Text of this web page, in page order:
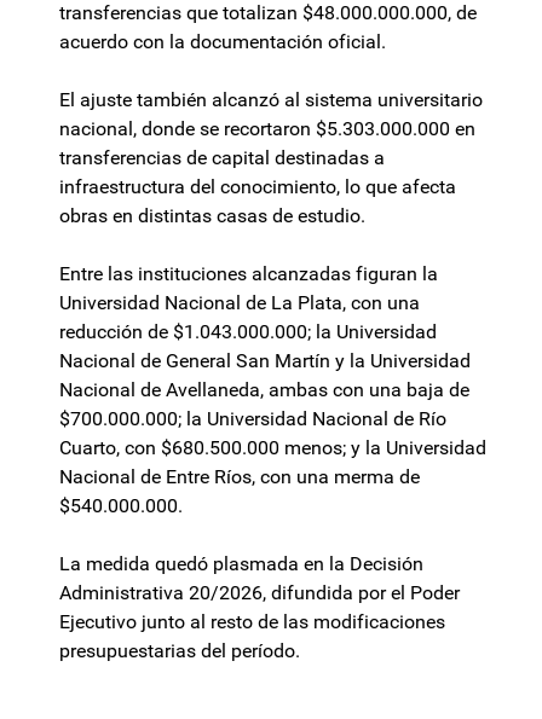
transferencias que totalizan $48.000.000.000, de
acuerdo con la documentación oficial.
El ajuste también alcanzó al sistema universitario
nacional, donde se recortaron $5.303.000.000 en
transferencias de capital destinadas a
infraestructura del conocimiento, lo que afecta
obras en distintas casas de estudio.
Entre las instituciones alcanzadas figuran la
Universidad Nacional de La Plata, con una
reducción de $1.043.000.000; la Universidad
Nacional de General San Martín y la Universidad
Nacional de Avellaneda, ambas con una baja de
$700.000.000; la Universidad Nacional de Río
Cuarto, con $680.500.000 menos; y la Universidad
Nacional de Entre Ríos, con una merma de
$540.000.000.
La medida quedó plasmada en la Decisión
Administrativa 20/2026, difundida por el Poder
Ejecutivo junto al resto de las modificaciones
presupuestarias del período.